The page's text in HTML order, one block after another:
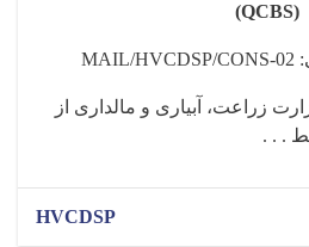
(
QCBS
)
MAIL/HVCDSP/CONS-02
زراعت، آبیاری و مالداری از
. . .
HVCDSP